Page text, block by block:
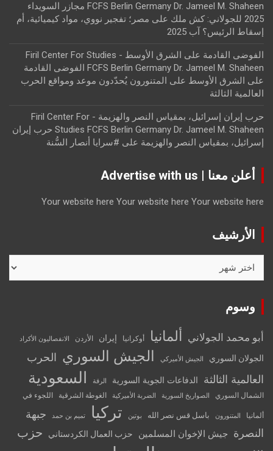
FCFS Berlin Germany Dr. Jameel M. Shaheen مجازر السويداء
2025 للجولاني: كش ملك
على مصر؛ تفجير نووي، مواد كيميائية، أم
إسقاط الرئيس؟ آب 2025
الفوضى القادمة على الشرق الأوسط - Firil Center For Studies
FCFS Berlin Germany Dr. Jameel M. Shaheen الفوضى القادمة
على الشرق الأوسط على
المتنورون يُحدّدون موعد ومواقع الحرب
العالمية الثالثة
حرب إيران إسرائيل، بمقياس النصر والهزيمة - Firil Center For
Studies FCFS Berlin Germany Dr. Jameel M. Shaheen حرب إيران
إسرائيل، بمقياس النصر والهزيمة على #سرايا أنصار السُّنة
أعلن معنا | Advertise with us
Your website here Your website here Your website here
الأرشيف
وسوم
أبو محمد الجولاني ألمانيا أوكرانيا إيران الأردن الانفصاليون الأكراد
الجولان السوري الجيش الأميركي الجيش السوري الحرب
العالمية الثالثة
الدفاعات الجوية السورية الرقة السعودية
الشمال السوري الصواريخ السورية الضربة الأميركية الغوطة الشرقية اللجوء في
ألمانيا المتنورون باسل قس نصر الله بوتين تركيا تميم بن حمد
جبهة
النصرة
جيش الإخوان المسلمين حزب العمال الكردستاني
حزب